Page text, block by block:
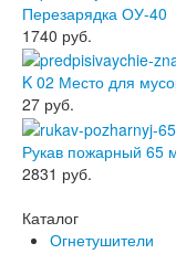
Перезарядка ОУ-40
1740 руб.
K 02 Место для
27 руб.
Рукав пожарный 65
2831 руб.
Каталог
Огнетушители